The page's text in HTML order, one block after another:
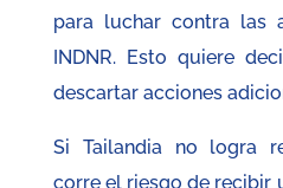
para luchar contra las
INDNR. Esto quiere
descartar acciones
Si Tailandia no logra
corre el riesgo de recibir